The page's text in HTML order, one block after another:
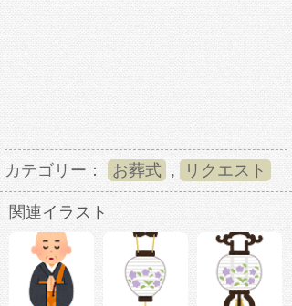
カテゴリー： お葬式 , リクエスト
関連イラスト